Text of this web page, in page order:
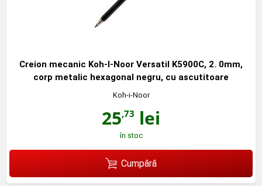
Creion mecanic Koh-I-Noor Versatil K5900C, 2. 0mm,
corp metalic hexagonal negru, cu ascutitoare
Koh-i-Noor
25,73 lei
în stoc
Cumpără